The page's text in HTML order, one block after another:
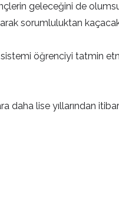
geleceğini de
sorumluluktan
öğrenciyi tatmin
daha lise yıllarından